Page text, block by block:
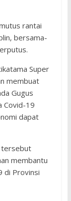
rantai
bersama-
Super
membuat
Gugus
Covid-19
dapat
tersebut
membantu
di Provinsi